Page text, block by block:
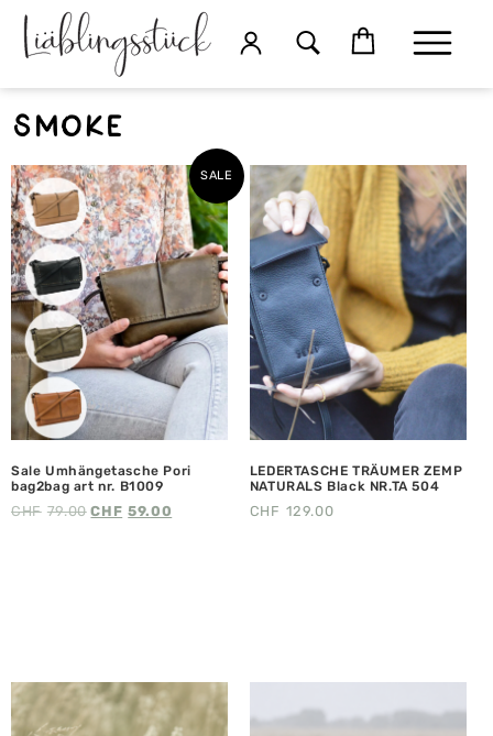
smoke
SALE
Sale Umhängetasche Pori
bag2bag art nr. B1009
CHF 79.00 CHF 59.00
LEDERTASCHE TRÄUMER ZEMP
NATURALS Black NR.TA 504
CHF 129.00